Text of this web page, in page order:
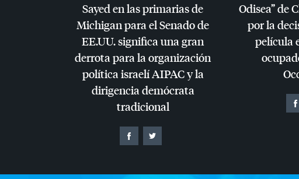
Sayed en las primarias de
Michigan para el Senado de
EE.UU. significa una gran
derrota para la organización
política israelíAIPACy la
dirigencia demócrata
tradicional
Odisea” de
por la
película